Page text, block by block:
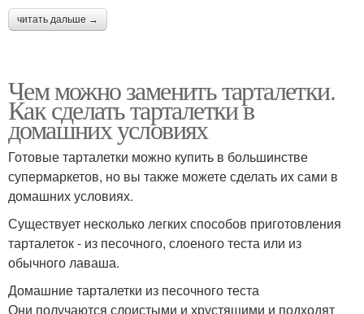
читать дальше →
Чем можно заменить тарталетки.
Как сделать тарталетки в
домашних условиях
Готовые тарталетки можно купить в большинстве
супермаркетов, но вы также можете сделать их сами в
домашних условиях.
Существует несколько легких способов приготовления
тарталеток - из песочного, слоеного теста или из
обычного лаваша.
Домашние тарталетки из песочного теста
Они получаются слоистыми и хрустящими и подходят